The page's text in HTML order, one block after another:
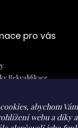
abychom
webu a díky
pro vás
Rekvalifikace
osobních údajů